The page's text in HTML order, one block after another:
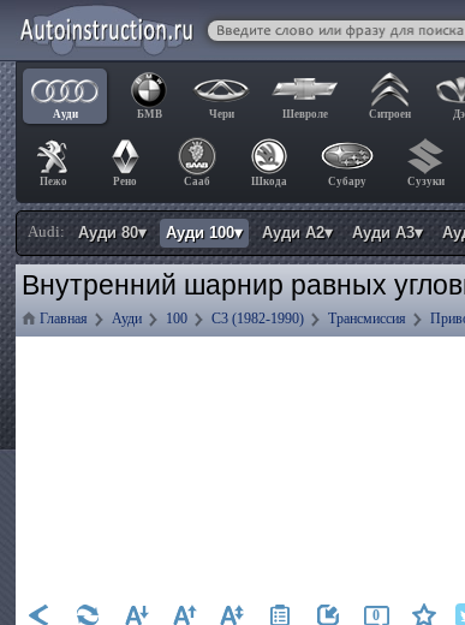
Ауди БМВ Чери Шевроле Ситроен
Пежо Рено Сааб Шкода Субару Сузуки
Audi: Ауди 80▾ Ауди 100▾ Ауди А2▾ Ауди А3▾
Внутренний шарнир равных
Главная Ауди 100 C3 (1982-1990) Трансмиссия
0